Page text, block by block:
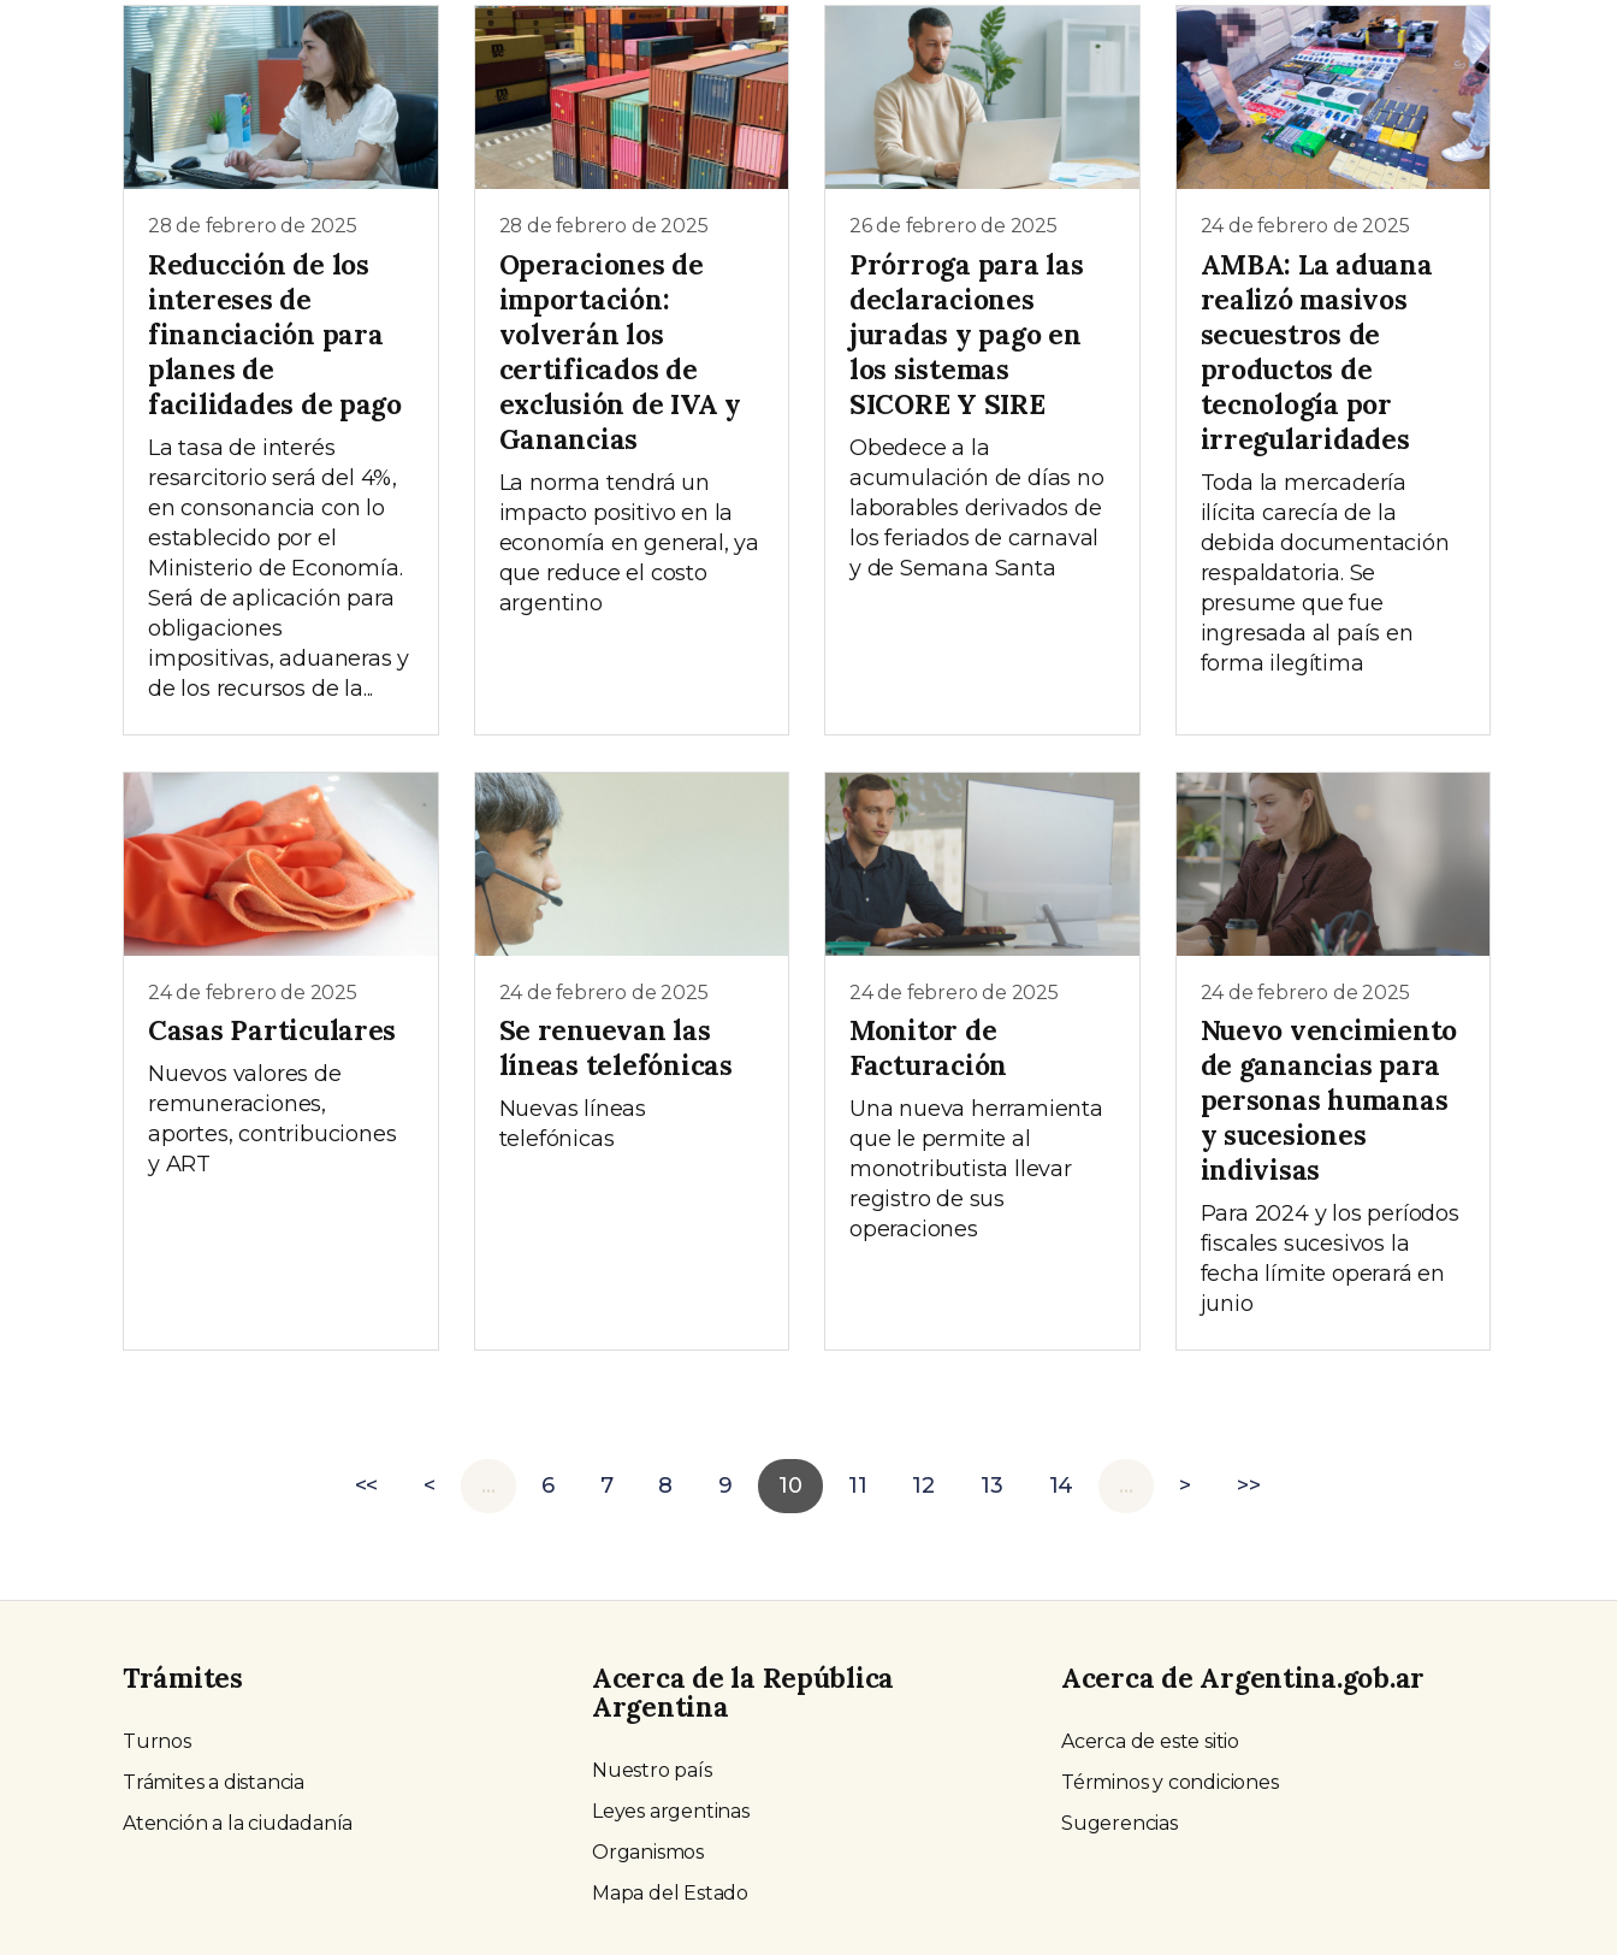
28 de febrero de 2025
Reducción de los
intereses de
financiación para
planes de
facilidades de pago
La tasa de interés
resarcitorio será del 4%,
en consonancia con lo
establecido por el
Ministerio de Economía.
Será de aplicación para
obligaciones
impositivas, aduaneras y
de los recursos de la...
28 de febrero de 2025
Operaciones de
importación:
volverán los
certificados de
exclusión de IVA y
Ganancias
La norma tendrá un
impacto positivo en la
economía en general, ya
que reduce el costo
argentino
26 de febrero de 2025
Prórroga para las
declaraciones
juradas y pago en
los sistemas
SICORE Y SIRE
Obedece a la
acumulación de días no
laborables derivados de
los feriados de carnaval
y de Semana Santa
24 de febrero de 2025
AMBA: La aduana
realizó masivos
secuestros de
productos de
tecnología por
irregularidades
Toda la mercadería
ilícita carecía de la
debida documentación
respaldatoria. Se
presume que fue
ingresada al país en
forma ilegítima
24 de febrero de 2025
Casas Particulares
Nuevos valores de
remuneraciones,
aportes, contribuciones
y ART
24 de febrero de 2025
Se renuevan las
líneas telefónicas
Nuevas líneas
telefónicas
24 de febrero de 2025
Monitor de
Facturación
Una nueva herramienta
que le permite al
monotributista llevar
registro de sus
operaciones
24 de febrero de 2025
Nuevo vencimiento
de ganancias para
personas humanas
y sucesiones
indivisas
Para 2024 y los períodos
fiscales sucesivos la
fecha límite operará en
junio
<< < … 6 7 8 9 10 11 12 13 14 … > >>
Trámites
Turnos
Trámites a distancia
Atención a la ciudadanía
Acerca de la República
Argentina
Nuestro país
Leyes argentinas
Organismos
Mapa del Estado
Acerca de Argentina.gob.ar
Acerca de este sitio
Términos y condiciones
Sugerencias